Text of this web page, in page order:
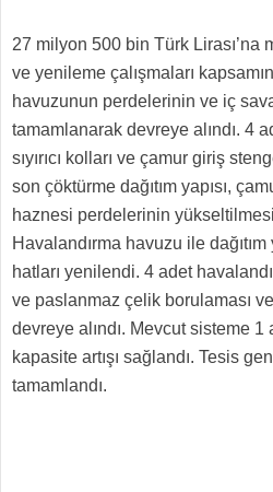
27 milyon 500 bin Türk Lirası’na
ve yenileme çalışmaları
havuzunun perdelerinin ve iç
tamamlanarak devreye alındı. 4
sıyırıcı kolları ve çamur giriş
son çöktürme dağıtım yapısı,
haznesi perdelerinin
Havalandırma havuzu ile dağıtım
hatları yenilendi. 4 adet
ve paslanmaz çelik borulaması
devreye alındı. Mevcut sisteme
kapasite artışı sağlandı. Tesis
tamamlandı.